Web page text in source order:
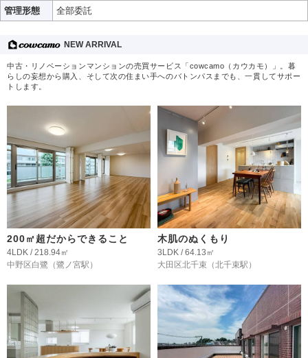
管理形態
全部委託
NEW ARRIVAL
中古・リノベーションマンションの売買サービス「cowcamo（カウカモ）」。暮
らしの妄想から購入、そして次の住まい手へのバトンパスまでも、一貫してサポー
トします。
200㎡超だからできること
4LDK / 218.94㎡
中野区白鷺 （鷺ノ宮駅）
木肌のぬくもり
3LDK / 64.13㎡
大田区北千束 （北千束駅）